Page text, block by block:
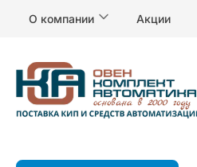
О компании Акции